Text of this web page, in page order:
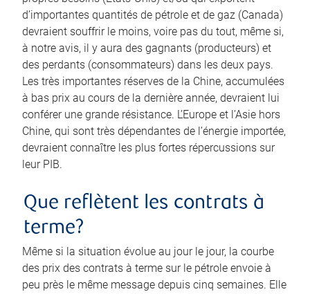
d’importantes quantités de pétrole et de gaz (Canada)
devraient souffrir le moins, voire pas du tout, même si,
à notre avis, il y aura des gagnants (producteurs) et
des perdants (consommateurs) dans les deux pays.
Les très importantes réserves de la Chine, accumulées
à bas prix au cours de la dernière année, devraient lui
conférer une grande résistance. L’Europe et l’Asie hors
Chine, qui sont très dépendantes de l’énergie importée,
devraient connaître les plus fortes répercussions sur
leur PIB.
Que reflètent les contrats à
terme?
Même si la situation évolue au jour le jour, la courbe
des prix des contrats à terme sur le pétrole envoie à
peu près le même message depuis cinq semaines. Elle